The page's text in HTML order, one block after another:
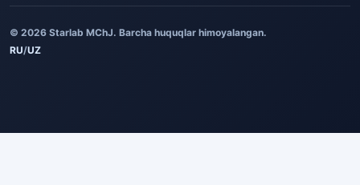
© 2026 Starlab MChJ. Barcha huquqlar himoyalangan.
RU/UZ